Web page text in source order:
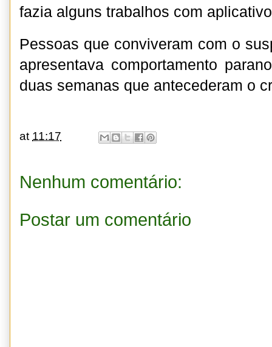
fazia alguns trabalhos com
Pessoas que conviveram com o
apresentava comportamento
duas semanas que antecederam o
at 11:17
Nenhum comentário:
Postar um comentário